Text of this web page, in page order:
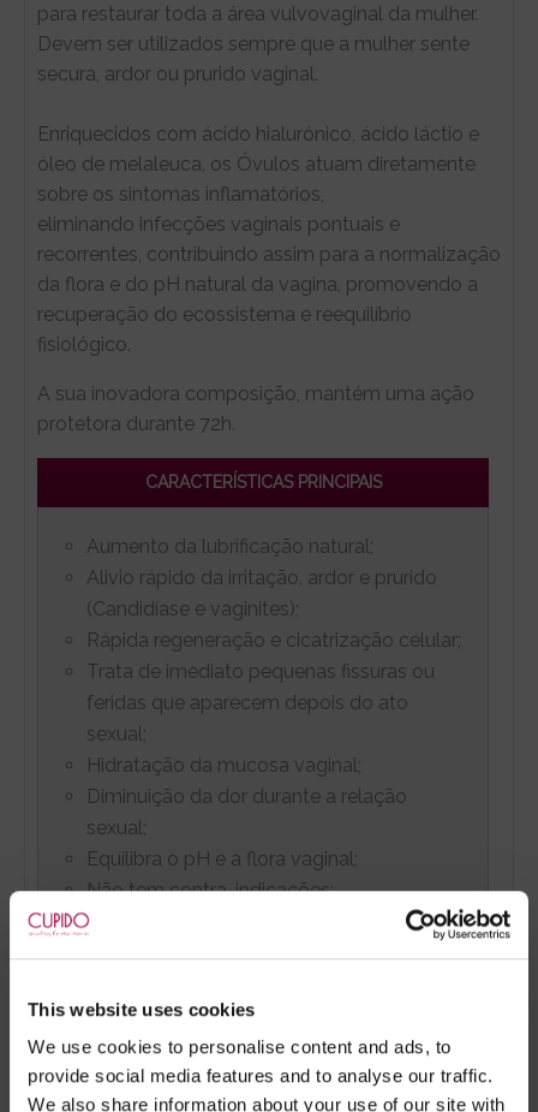
This website uses cookies
We use cookies to personalise content and ads, to
provide social media features and to analyse our traffic.
We also share information about your use of our site with
para restaurar toda a área vulvovaginal da mulher.
Devem ser utilizados sempre que a mulher sente
secura, ardor ou prurido vaginal.
Enriquecidos com ácido hialurónico, ácido láctio e
óleo de melaleuca, os Óvulos atuam diretamente
sobre os sintomas inflamatórios,
eliminando infecções vaginais pontuais e
recorrentes, contribuindo assim para a normalização
da flora e do pH natural da vagina, promovendo a
recuperação do ecossistema e reequilíbrio
fisiológico.
A sua inovadora composição, mantém uma ação
protetora durante 72h.
CARACTERÍSTICAS PRINCIPAIS
Aumento da lubrificação natural;
Alivio rápido da irritação, ardor e prurido
(Candidíase e vaginites);
Rápida regeneração e cicatrização celular;
Trata de imediato pequenas fissuras ou
feridas que aparecem depois do ato
sexual;
Hidratação da mucosa vaginal;
Diminuição da dor durante a relação
sexual;
Equilibra o pH e a flora vaginal;
Não tem contra-indicações;
Não tem efeitos secundários;
POSOLOGIA
Deve inserir, na vagina, um óvulo 2 ou 3